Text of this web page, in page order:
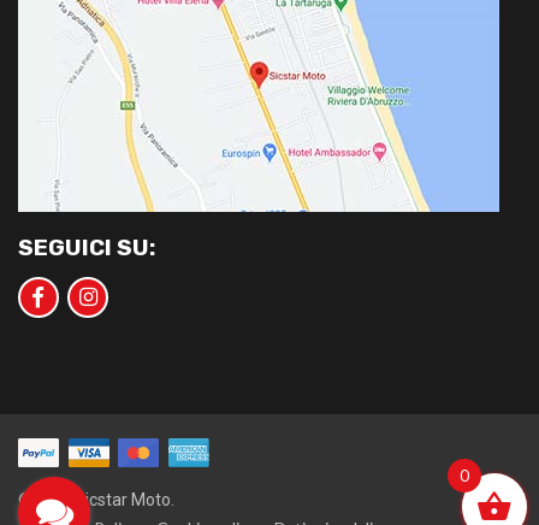
SEGUICI SU:
©2020 Sicstar Moto.
0